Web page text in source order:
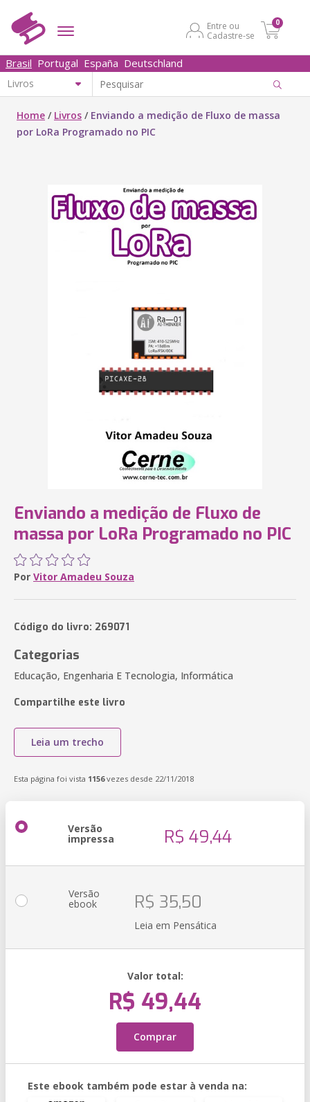
Entre ou
Cadastre-se
0
Brasil Portugal España Deutschland
Home / Livros / Enviando a medição de Fluxo de massa
por LoRa Programado no PIC
Enviando a medição de Fluxo de
massa por LoRa Programado no PIC
Por Vitor Amadeu Souza
Código do livro: 269071
Categorias
Educação, Engenharia E Tecnologia, Informática
Compartilhe este livro
Leia um trecho
Esta página foi vista 1156vezes desde 22/11/2018
Versão
impressa R$ 49,44
Versão
ebook R$ 35,50
Leia em Pensática
Valor total:
R$ 49,44
Comprar
Este ebook também pode estar à venda na: